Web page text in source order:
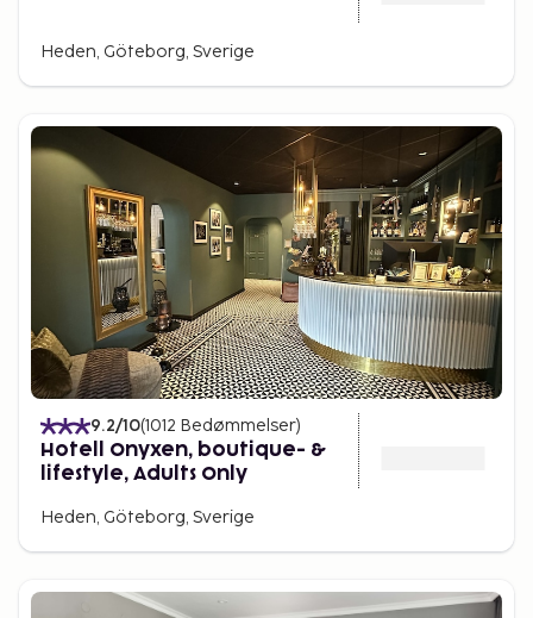
Heden, Göteborg, Sverige
9.2/10(1012 Bedømmelser)
Hotell Onyxen, boutique- &
lifestyle, Adults Only
Heden, Göteborg, Sverige